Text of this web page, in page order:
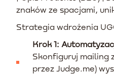
znaków ze spacjami,
Strategia wdrożenia
Krok 1:
Skonfiguruj mailing
przez Judge.me)